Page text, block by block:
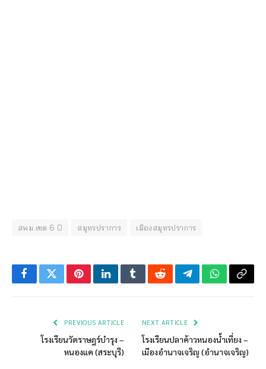
สพม.เขต 6 0 สมุทรปราการ เมืองสมุทรปราการ
FacebookTwitterPinterestLinkedInTumblrRedditTelegramWhatsApp
Copy
PREVIOUS ARTICLE
โรงเรียนวัดราษฎร์บำรุง –
หนองแค (สระบุรี)
NEXT ARTICLE
โรงเรียนปลาค้าวหนองน้ำเที่ยง –
เมืองอำนาจเจริญ (อำนาจเจริญ)